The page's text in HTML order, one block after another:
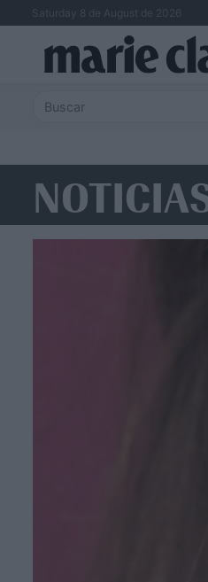
Saturday 8 de August de 2026